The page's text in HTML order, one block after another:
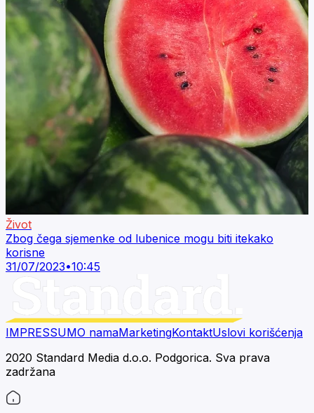
Život
Zbog čega sjemenke od lubenice mogu biti itekako
korisne
31/07/2023•10:45
IMPRESSUMO namaMarketingKontaktUslovi korišćenja
2020 Standard Media d.o.o. Podgorica. Sva prava
zadržana